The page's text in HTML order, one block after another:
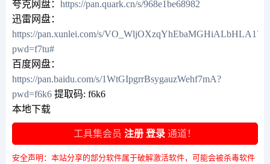
夸克网盘： https://pan.quark.cn/s/968e1be68982
迅雷网盘：
https://pan.xunlei.com/s/VO_WljOXzqYhEbaMGHiALbHLA1?
pwd=f7tu#
百度网盘：
https://pan.baidu.com/s/1WtGIpgrrBsygauzWehf7mA?
pwd=f6k6 提取码: f6k6
本地下载
工具集会员 注册 登录 通道！
安全声明：本站分享的部分软件属于破解激活软件，可能会被杀毒软件